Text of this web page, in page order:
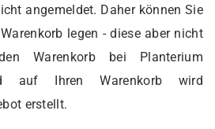
angemeldet. Daher können Sie
legen - diese aber nicht
Warenkorb bei Planterium
auf Ihren Warenkorb wird
erstellt.